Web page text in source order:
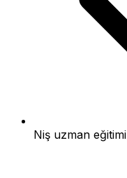
Niş uzman eğitimi